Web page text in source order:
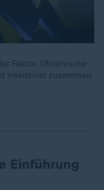
Faktor. Ukrainische
intensiver zusammen
Einführung